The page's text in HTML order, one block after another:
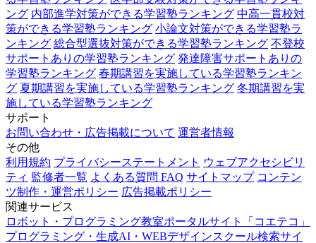
ング 内部進学対策ができる学習塾ランキング 中高一貫校対
策ができる学習塾ランキング 小論文対策ができる学習塾ラ
ンキング 総合型選抜対策ができる学習塾ランキング 不登校
サポートありの学習塾ランキング 発達障害サポートありの
学習塾ランキング 春期講習を実施している学習塾ランキン
グ 夏期講習を実施している学習塾ランキング 冬期講習を実
施している学習塾ランキング
サポート
お問い合わせ・広告掲載について 運営者情報
その他
利用規約 プライバシーステートメント ウェブアクセシビリ
ティ 監修者一覧 よくある質問 FAQ サイトマップ コンテン
ツ制作・運営ポリシー 広告掲載ポリシー
関連サービス
ロボット・プログラミング教室ポータルサイト「コエテコ」
プログラミング・生成AI・WEBデザインスクール検索サイ